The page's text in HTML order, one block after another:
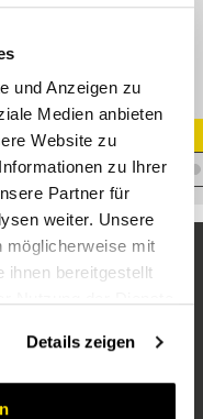
und Anzeigen zu
Medien anbieten
Website zu
zu Ihrer
Partner für
weiter. Unsere
möglicherweise mit
ihnen bereitgestellt
Details zeigen